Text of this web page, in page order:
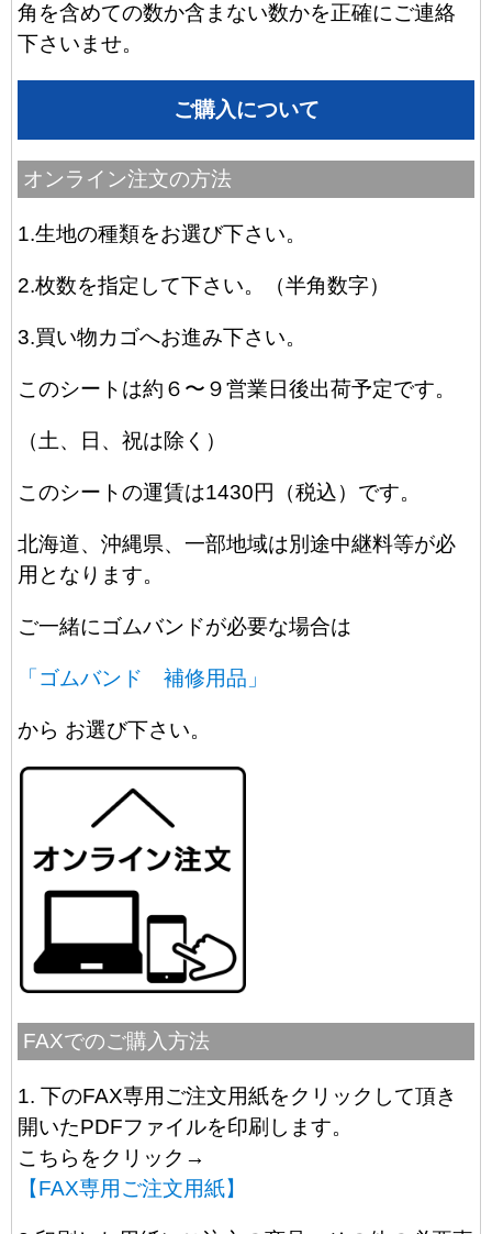
角を含めての数か含まない数かを正確にご連絡
下さいませ。
ご購入について
オンライン注文の方法
1.生地の種類をお選び下さい。
2.枚数を指定して下さい。（半角数字）
3.買い物カゴへお進み下さい。
このシートは約６〜９営業日後出荷予定です。
（土、日、祝は除く）
このシートの運賃は1430円（税込）です。
北海道、沖縄県、一部地域は別途中継料等が必
用となります。
ご一緒にゴムバンドが必要な場合は
「ゴムバンド 補修用品」
から お選び下さい。
FAXでのご購入方法
1. 下のFAX専用ご注文用紙をクリックして頂き
開いたPDFファイルを印刷します。
こちらをクリック→
【FAX専用ご注文用紙】